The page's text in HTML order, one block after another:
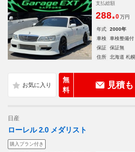
支払総額
288.0 万円
年式 2000年
車検
車検整備付
保証
保証無
住所
北海道 札
無
料
見積
日産
ローレル 2.0 メダリスト
購入プラン付き